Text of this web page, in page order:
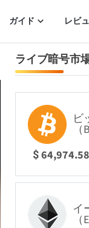
ガイド レビ
ライブ暗号市
ビ
（
$64,974.58
イ
（